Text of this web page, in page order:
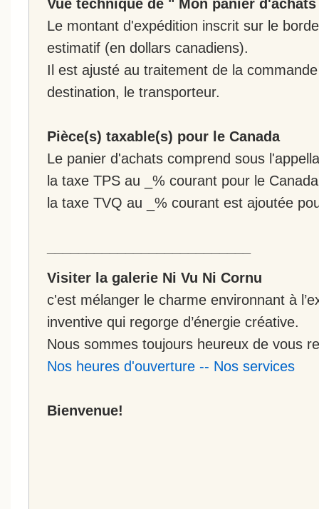
Le montant d'expédition inscrit sur le
estimatif (en dollars canadiens).
Il est ajusté au traitement de la
destination, le transporteur.
Pièce(s) taxable(s) pour le Canada
Le panier d'achats comprend sous
la taxe TPS au _% courant pour le
la taxe TVQ au _% courant est ajoutée
Visiter la galerie Ni Vu Ni Cornu
c'est mélanger le charme environnant à
inventive qui regorge d’énergie créative.
Nous sommes toujours heureux de vous
Nos heures d'ouverture -- Nos services
Bienvenue!